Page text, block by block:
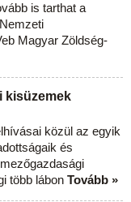
is tarthat a
Magyar Zöldség-
kisüzemek
közül az egyik
és
több lábon Tovább »